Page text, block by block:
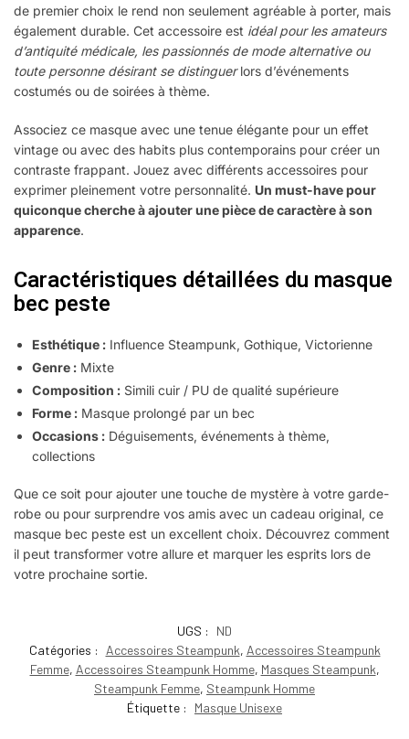
de premier choix le rend non seulement agréable à porter, mais
également durable. Cet accessoire est idéal pour les amateurs
d’antiquité médicale, les passionnés de mode alternative ou
toute personne désirant se distinguerlors d’événements
costumés ou de soirées à thème.
Associez ce masque avec une tenue élégante pour un effet
vintage ou avec des habits plus contemporains pour créer un
contraste frappant. Jouez avec différents accessoires pour
exprimer pleinement votre personnalité. Un must-have pour
quiconque cherche à ajouter une pièce de caractère à son
apparence.
Caractéristiques détaillées du masque
bec peste
Esthétique : Influence Steampunk, Gothique, Victorienne
Genre : Mixte
Composition : Simili cuir / PU de qualité supérieure
Forme : Masque prolongé par un bec
Occasions : Déguisements, événements à thème,
collections
Que ce soit pour ajouter une touche de mystère à votre garde-
robe ou pour surprendre vos amis avec un cadeau original, ce
masque bec peste est un excellent choix. Découvrez comment
il peut transformer votre allure et marquer les esprits lors de
votre prochaine sortie.
UGS :
ND
Catégories :
Accessoires Steampunk, Accessoires Steampunk
Femme, Accessoires Steampunk Homme, Masques Steampunk,
Steampunk Femme, Steampunk Homme
Étiquette :
Masque Unisexe